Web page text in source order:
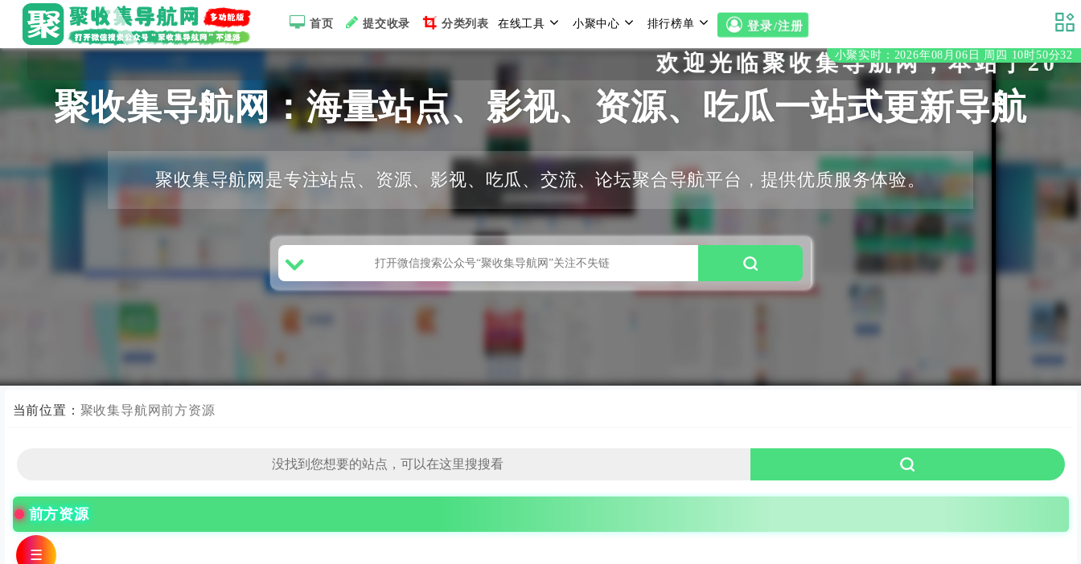
首页 提交收录 分类列表 在线工具 小聚中心 排行榜单 登录/注册
小聚实时：2026年08月06日 周四 10时50分33
欢迎光临聚收集导航网，本站于2020年
聚收集导航网：海量站点、影视、资源、吃瓜一站式更新导航
聚收集导航网是专注站点、资源、影视、吃瓜、交流、论坛聚合导航平台，提供优质服务体验。
当前位置： 聚收集导航网前方资源
前方资源
☰